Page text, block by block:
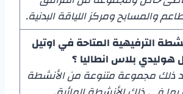
والمسابح ومركز اللياقة البدنية.
الترفيهية المتاحة في اوتيل
هوليدي بلاس انطاليا ؟
ذلك مجموعة متنوعة من الأنشطة